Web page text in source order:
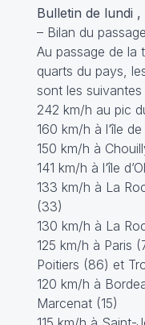
Bulletin de lundi ,
– Bilan du
Au passage de la
quarts du pays,
sont les suivantes
242 km/h au pic
160 km/h à l‘île de
150 km/h à
141 km/h à l‘île
133 km/h à La
(33)
130 km/h à La
125 km/h à Paris
Poitiers (86) et
120 km/h à
Marcenat (15)